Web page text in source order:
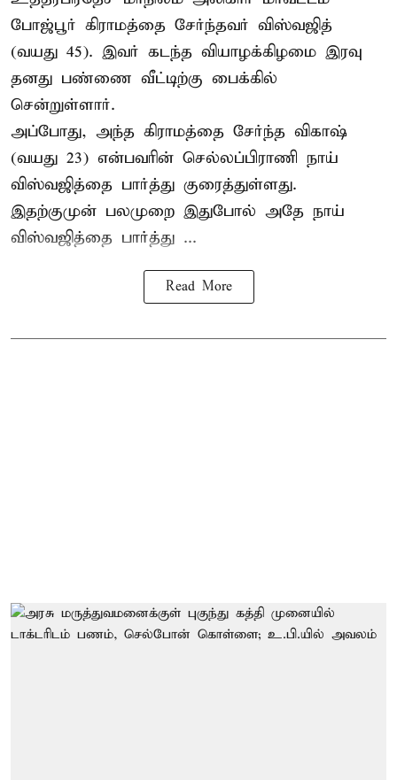
போஜ்பூர் கிராமத்தை சேர்ந்தவர் விஸ்வஜித்
(வயது 45). இவர் கடந்த வியாழக்கிழமை இரவு
தனது பண்ணை வீட்டிற்கு பைக்கில்
சென்றுள்ளார்.
அப்போது, அந்த கிராமத்தை சேர்ந்த விகாஷ்
(வயது 23) என்பவரின் செல்லப்பிராணி நாய்
விஸ்வஜித்தை பார்த்து குரைத்துள்ளது.
இதற்குமுன் பலமுறை இதுபோல் அதே நாய்
விஸ்வஜித்தை பார்த்து ...
Read More